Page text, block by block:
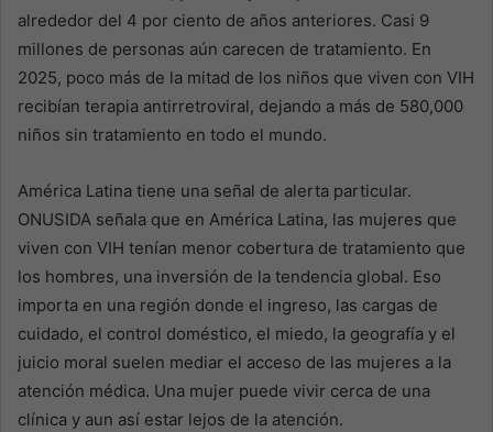
alrededor del 4 por ciento de años anteriores. Casi 9
millones de personas aún carecen de tratamiento. En
2025, poco más de la mitad de los niños que viven con VIH
recibían terapia antirretroviral, dejando a más de 580,000
niños sin tratamiento en todo el mundo.
América Latina tiene una señal de alerta particular.
ONUSIDA señala que en América Latina, las mujeres que
viven con VIH tenían menor cobertura de tratamiento que
los hombres, una inversión de la tendencia global. Eso
importa en una región donde el ingreso, las cargas de
cuidado, el control doméstico, el miedo, la geografía y el
juicio moral suelen mediar el acceso de las mujeres a la
atención médica. Una mujer puede vivir cerca de una
clínica y aun así estar lejos de la atención.